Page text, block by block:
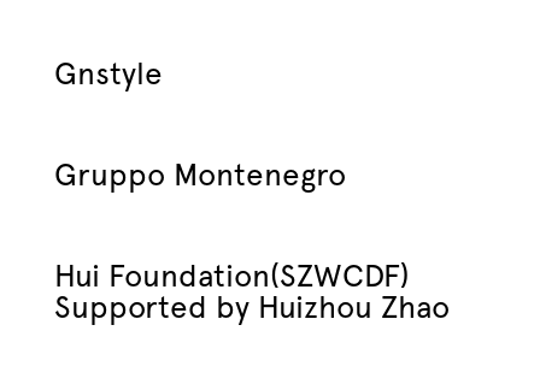
Gnstyle
Gruppo Montenegro
Hui Foundation(SZWCDF)
Supported by Huizhou Zhao